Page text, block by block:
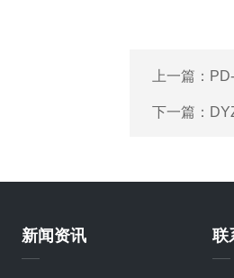
上一篇：
下一篇：
新闻资讯 联